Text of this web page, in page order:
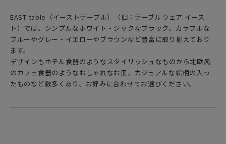
EAST table（イーストテーブル）（旧：テーブルウェア イース
ト）では、シンプルなホワイト・シックなブラック、カラフルな
ブルーやグレー・イエローやブラウンなど豊富に取り揃えており
ます。
デザインもホテル食器のようなスタイリッシュなものから北欧風
のカフェ食器のようなおしゃれなお皿、カジュアルな絵柄の入っ
たものなど数多くあり、お好みに合わせてお選びください。